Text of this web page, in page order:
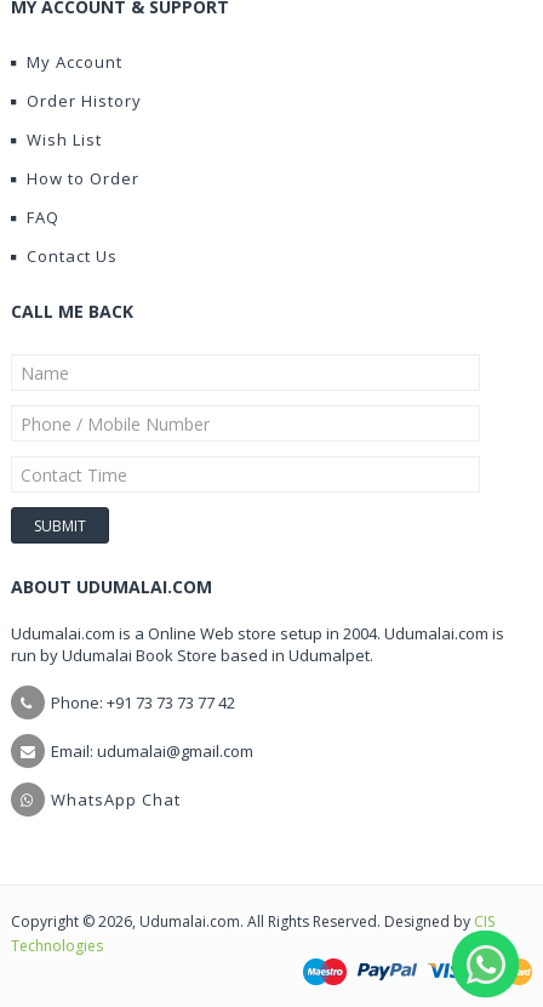
MY ACCOUNT & SUPPORT
My Account
Order History
Wish List
How to Order
FAQ
Contact Us
CALL ME BACK
ABOUT UDUMALAI.COM
Udumalai.com is a Online Web store setup in 2004. Udumalai.com is
run by Udumalai Book Store based in Udumalpet.
Phone: +91 73 73 73 77 42
Email: udumalai@gmail.com
WhatsApp Chat
Copyright © 2026, Udumalai.com. All Rights Reserved. Designed by CIS
Technologies